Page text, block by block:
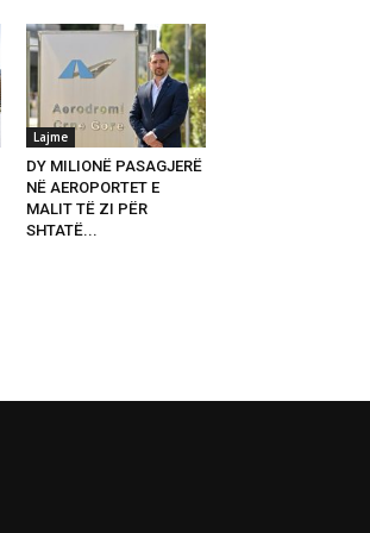
Lajme
DY MILIONË PASAGJERË
NË AEROPORTET E
MALIT TË ZI PËR
SHTATË...